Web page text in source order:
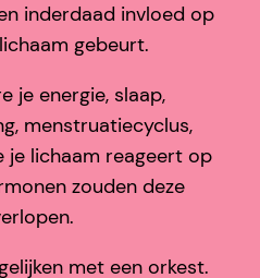
inderdaad invloed op
gebeurt.
je energie, slaap,
menstruatiecyclus,
je lichaam reageert op
zouden deze
met een orkest.